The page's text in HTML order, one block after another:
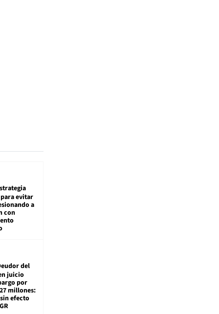
evitar
a
con
del
juicio
por
millones:
efecto